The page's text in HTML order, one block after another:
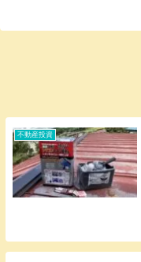
不動産投資